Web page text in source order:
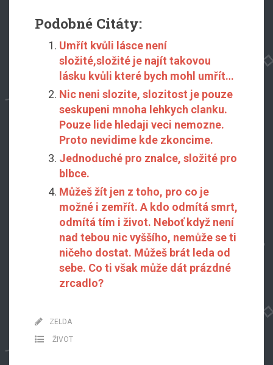
Podobné Citáty:
Umřít kvůli lásce není
složité,složité je najít takovou
lásku kvůli které bych mohl umřít…
Nic neni slozite, slozitost je pouze
seskupeni mnoha lehkych clanku.
Pouze lide hledaji veci nemozne.
Proto nevidime kde zkoncime.
Jednoduché pro znalce, složité pro
blbce.
Můžeš žít jen z toho, pro co je
možné i zemřít. A kdo odmítá smrt,
odmítá tím i život. Neboť když není
nad tebou nic vyššího, nemůže se ti
ničeho dostat. Můžeš brát leda od
sebe. Co ti však může dát prázdné
zrcadlo?
ZELDA
ŽIVOT